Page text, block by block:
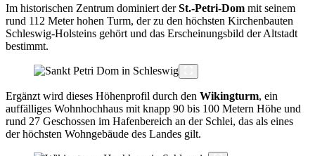
Im historischen Zentrum dominiert derSt.-Petri-Dom mit seinem
rund 112 Meter hohen Turm, der zu den höchsten Kirchenbauten
Schleswig-Holsteins gehört und das Erscheinungsbild der Altstadt
bestimmt.
Ergänzt wird dieses Höhenprofil durch den Wikingturm, ein
auffälliges Wohnhochhaus mit knapp 90 bis 100 Metern Höhe und
rund 27 Geschossen im Hafenbereich an der Schlei, das als eines
der höchsten Wohngebäude des Landes gilt.